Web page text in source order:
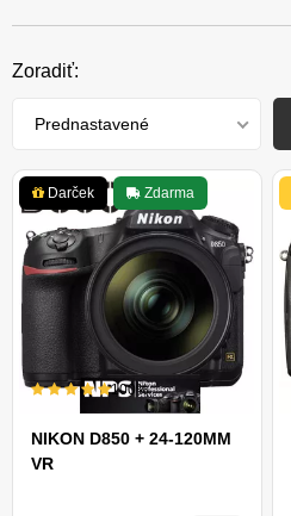
Zoradiť:
Prednastavené
Darček Zdarma
100%
NIKON D850 + 24-120MM
VR